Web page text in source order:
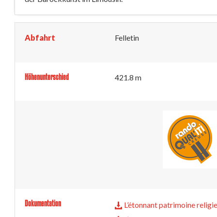
Abfahrt Felletin
Höhenunterschied 421.8 m
Dokumentation
L’étonnant patrimoine